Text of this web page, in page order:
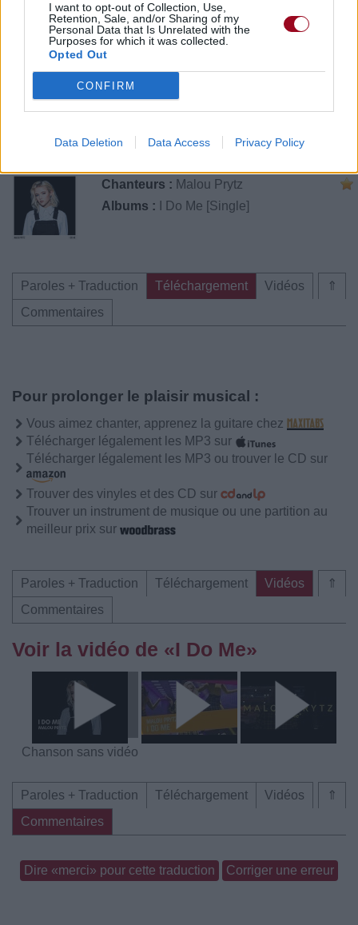
I want to opt-out of Collection, Use,
Retention, Sale, and/or Sharing of my
Personal Data that Is Unrelated with the
Purposes for which it was collected.
Opted Out
CONFIRM
Data Deletion Data Access Privacy Policy
Publié parCamille MMIII 29556 5 7 le 7 mars 2020
Chanteurs : Malou Prytz
Albums :
I Do Me [Single]
⇑
Paroles + Traduction Téléchargement
Vidéos
Commentaires
Pour prolonger le plaisir musical :
Vous aimez chanter, apprenez la guitare chez
Télécharger légalement les MP3 sur
Télécharger légalement les MP3 ou trouver le CD sur
Trouver des vinyles et des CD sur
Trouver un instrument de musique ou une partition au
meilleur prix sur
⇑
Paroles + Traduction Téléchargement
Vidéos
Commentaires
Voir la vidéo de «I Do Me»
Chanson sans vidéo
⇑
Paroles + Traduction Téléchargement
Vidéos
Commentaires
Dire «merci» pour cette traduction Corriger une erreur